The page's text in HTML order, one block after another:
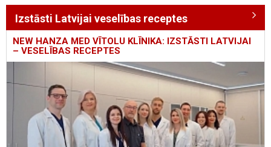
Izstāsti Latvijai veselības receptes
NEW HANZA MED VĪTOLU KLĪNIKA: IZSTĀSTI LATVIJAI
– VESELĪBAS RECEPTES